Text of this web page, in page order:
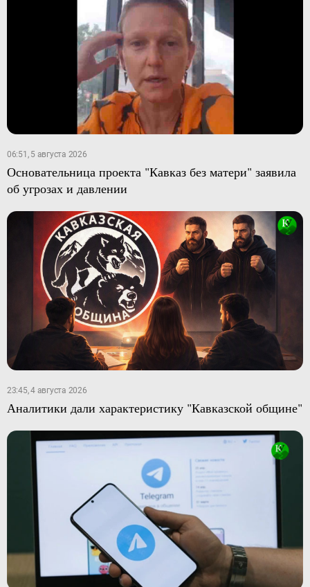
06:51, 5 августа 2026
Основательница проекта "Кавказ без матери" заявила
об угрозах и давлении
23:45, 4 августа 2026
Аналитики дали характеристику "Кавказской общине"